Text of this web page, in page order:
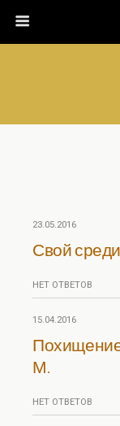
23.05.2016
Свой
НЕТ ОТВЕТОВ
15.04.2016
М.
НЕТ ОТВЕТОВ